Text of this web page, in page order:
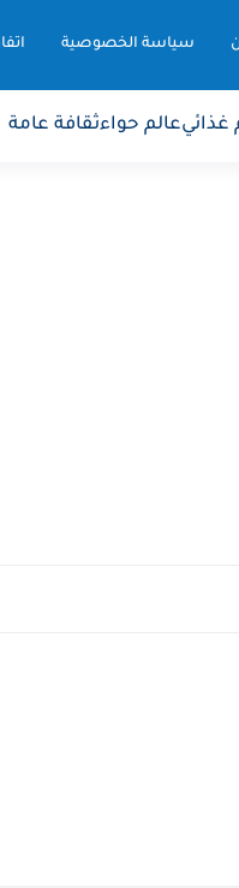
سياسة الخصوصية
غذائيعالم حواءثقافة عامة